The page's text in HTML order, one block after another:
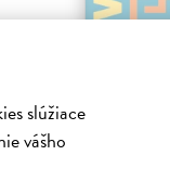
slúžiace
vášho
sme.